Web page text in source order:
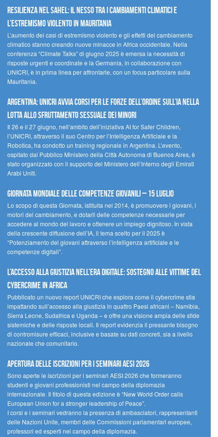
Resilienza nel Sahel: il nesso tra i cambiamenti climatici e
l’estremismo violento in Mauritania
L’aumento dei casi di estremismo violento e gli effetti del cambiamento
climatico stanno creando nuove minacce in Africa occidentale. Nella
conferenza “Climate Talks” di giugno 2025 è emersa la necessità di
risposte urgenti e coordinate e la Germania, in collaborazione con
UNICRI, è in prima linea per affrontarle, con un focus particolare sulla
Mauritania.
Argentina: UNICRI avvia corsi per le forze dell’ordine sull’IA nella
lotta allo sfruttamento sessuale dei minori
Il 26 e il 27 giugno, nell’ambito dell’iniziativa AI for Safer Children,
l’UNICRI, attraverso il suo Centro per l’Intelligenza Artificiale e la
Robotica, ha condotto un training regionale in Argentina. L’evento,
ospitato dal Pubblico Ministero della Città Autonoma di Buenos Aires, è
stato organizzato con il supporto del Ministero dell’Interno degli Emirati
Arabi Uniti.
Giornata Mondiale delle Competenze Giovanili – 15 luglio
Lo scopo di questa Giornata, istituita nel 2014, è promuovere i giovani, i
motori del cambiamento, e dotarli delle competenze necessarie per
accedere al mondo del lavoro e ottenere un impiego dignitoso. In vista
della crescente diffusione dell’IA, il tema scelto per il 2025 è
“Potenziamento dei giovani attraverso l’intelligenza artificiale e le
competenze digitali”.
L’accesso alla giustizia nell’era digitale: sostegno alle vittime del
cybercrime in Africa
Pubblicato un nuovo report UNICRI che esplora come il cybercrime stia
impattando sull’accesso alla giustizia in quattro Paesi africani – Namibia,
Sierra Leone, Sudafrica e Uganda – e offre una visione ampia delle sfide
sistemiche e delle risposte locali. Il report evidenzia il pressante bisogno
di contromisure efficaci, inclusive e basate su dati concreti, sia a livello
nazionale che comunitario.
Apertura delle iscrizioni per i seminari AESI 2026
Sono aperte le iscrizioni per i seminari AESI 2026 che formeranno
studenti e giovani professionisti nel campo della diplomazia
internazionale. Il titolo di questa edizione è “New World Order calls
European Union for a stronger leadership of Peace”.
I corsi e i seminari vedranno la presenza di ambasciatori, rappresentanti
delle Nazioni Unite, membri delle Commissioni parlamentari europee,
professori ed esperti nel campo della diplomazia.